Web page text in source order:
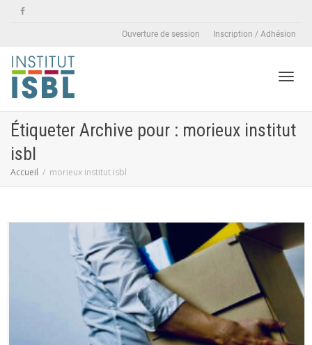
Ouverture de session Inscription / Adhésion
Étiqueter Archive pour : morieux institut
isbl
Accueil morieux institut isbl